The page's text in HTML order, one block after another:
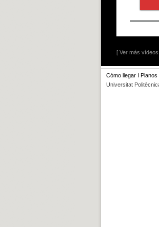
[ Ver más
Cómo llegar I Planos
Universitat